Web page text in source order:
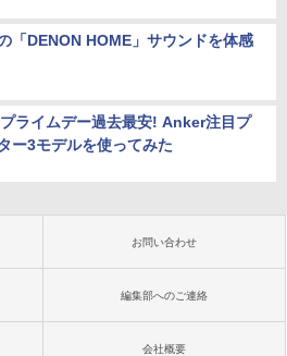
「DENON HOME」サウンドを体感
ライムデー過去最安! Anker注目プ
ー3モデルを使ってみた
お問い合わせ
編集部へのご連絡
会社概要